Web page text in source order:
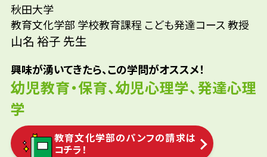
秋田大学
教育文化学部 学校教育課程 こども発達コース 教授
山名 裕子 先生
興味が湧いてきたら、この学問がオススメ！
幼児教育・保育、幼児心理学、発達心理
学
教育文化学部のパンフの請求は
コチラ！